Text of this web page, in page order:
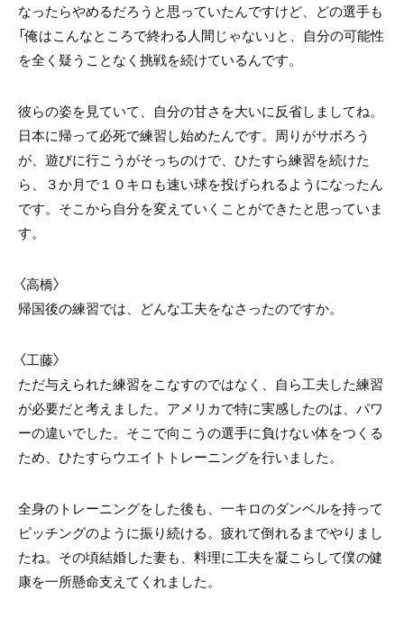
なったらやめるだろうと思っていたんですけど、どの選手も
「俺はこんなところで終わる人間じゃない」と、自分の可能性
を全く疑うことなく挑戦を続けているんです。
彼らの姿を見ていて、自分の甘さを大いに反省しましてね。
日本に帰って必死で練習し始めたんです。周りがサボろう
が、遊びに行こうがそっちのけで、ひたすら練習を続けた
ら、３か月で１０キロも速い球を投げられるようになったん
です。そこから自分を変えていくことができたと思っていま
す。
〈高橋〉
帰国後の練習では、どんな工夫をなさったのですか。
〈工藤〉
ただ与えられた練習をこなすのではなく、自ら工夫した練習
が必要だと考えました。アメリカで特に実感したのは、パワ
ーの違いでした。そこで向こうの選手に負けない体をつくる
ため、ひたすらウエイトトレーニングを行いました。
全身のトレーニングをした後も、一キロのダンベルを持って
ピッチングのように振り続ける。疲れて倒れるまでやりまし
たね。その頃結婚した妻も、料理に工夫を凝こらして僕の健
康を一所懸命支えてくれました。